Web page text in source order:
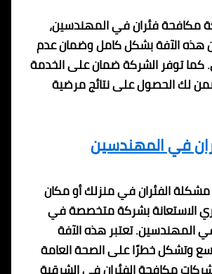
مكافحة فئران في المهندسين،
الآفة بشكل كامل وضمان عدم
كما توفر الشركة ضمان على الخدمة
لك الحصول على نتائج مرضية
في المهندسين
الفئران في منزلك أو مكان
الاستعانة بشركة متخصصة في
المهندسين. تعتبر هذه الآفة
وتشكل خطرًا على الصحة العامة
مكافحة الفئران في الشرقية